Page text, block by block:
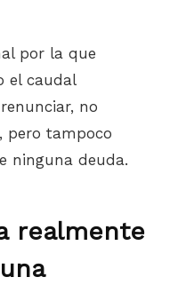
por la que
el caudal
no
pero tampoco
ninguna deuda.
realmente